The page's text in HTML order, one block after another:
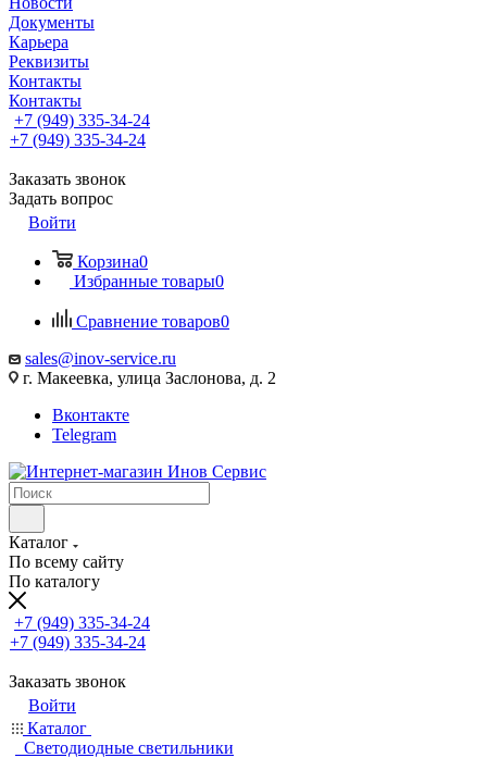
Документы
Карьера
Реквизиты
Контакты
Контакты
+7 (949) 335-34-24
+7 (949) 335-34-24
Заказать звонок
Задать вопрос
Войти
Корзина0
Избранные товары0
Сравнение товаров0
sales@inov-service.ru
г. Макеевка, улица Заслонова, д. 2
Вконтакте
Telegram
Каталог
По всему сайту
По каталогу
+7 (949) 335-34-24
+7 (949) 335-34-24
Заказать звонок
Войти
Каталог
Светодиодные светильники